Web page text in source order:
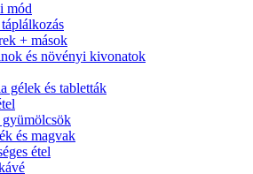
mód
+ mások
és növényi kivonatok
gélek és tabletták
gyümölcsök
és magvak
étel